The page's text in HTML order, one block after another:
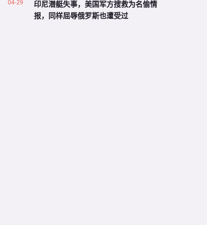
04-29
印尼潜艇失事，美国军方搜救为名偷情
报，同样屈辱俄罗斯也遭受过